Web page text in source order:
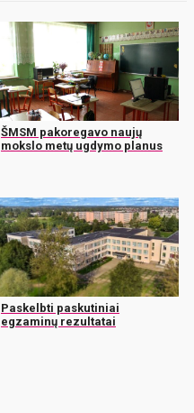
ŠMSM pakoregavo naujų
mokslo metų ugdymo planus
Paskelbti paskutiniai
egzaminų rezultatai